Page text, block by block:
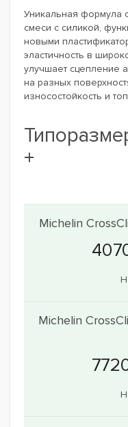
Уникальная формула
смеси с силикой,
новыми
эластичность в
улучшает сцепление
на разных
износостойкость и
+
Michelin
Michelin